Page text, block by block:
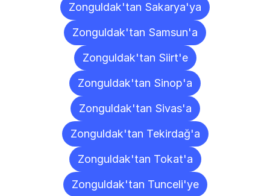
Zonguldak'tan Sakarya'ya
Zonguldak'tan Samsun'a
Zonguldak'tan Siirt'e
Zonguldak'tan Sinop'a
Zonguldak'tan Sivas'a
Zonguldak'tan Tekirdağ'a
Zonguldak'tan Tokat'a
Zonguldak'tan Tunceli'ye